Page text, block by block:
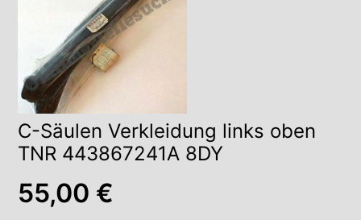
C-Säulen Verkleidung links oben
TNR 443867241A 8DY
55,00 €